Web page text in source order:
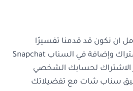
ان نكون قد قدمنا تفسيرًا
واضحًا عن الفرق بين اشتراك وإضافة في السناب Snapchat
الاشتراك لحسابك الشخصي
سناب شات مع تفضيلاتك